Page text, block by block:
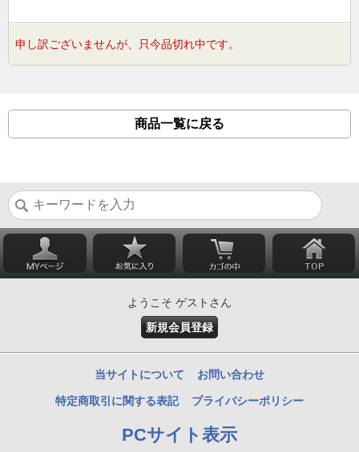
申し訳ございませんが、只今品切れ中です。
商品一覧に戻る
ようこそ ゲストさん
新規会員登録
当サイトについて お問い合わせ
特定商取引に関する表記 プライバシーポリシー
PCサイト表示